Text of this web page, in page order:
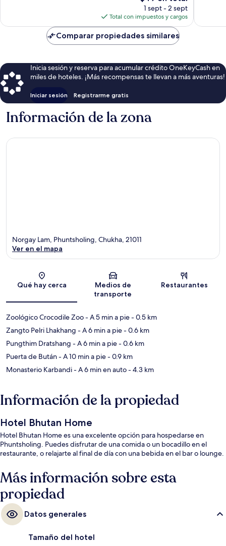
precio
actual
es
de
$49
1 sept - 2 sept
Total con impuestos y cargos
Comparar propiedades similares
Inicia sesión y reserva para acumular crédito OneKeyCash en
miles de hoteles. ¡Más recompensas te llevan a más aventuras!
Iniciar sesión Registrarme gratis
Información de la zona
Sección del mapa
Norgay Lam, Phuntsholing, Chukha, 21011
Ver en el mapa
Qué hay cerca
Medios de
transporte
Restaurantes
Zoológico Crocodile Zoo- A 5 min a pie- 0.5 km
Zangto Pelri Lhakhang - A 6 min a pie- 0.6 km
Pungthim Dratshang - A 6 min a pie- 0.6 km
Puerta de Bután- A 10 min a pie- 0.9 km
Monasterio Karbandi- A 6 min en auto- 4.3 km
Información de la propiedad
Hotel Bhutan Home
Hotel Bhutan Home es una excelente opción para hospedarse en
Phuntsholing. Puedes disfrutar de una comida o un bocadillo en el
restaurante, o relajarte al final de día con una bebida en el bar o lounge.
Más información sobre esta
propiedad
Datos generales
Tamaño del hotel